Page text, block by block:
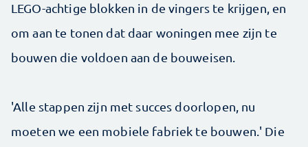
LEGO-achtige blokken in de vingers te krijgen, en
om aan te tonen dat daar woningen mee zijn te
bouwen die voldoen aan de bouweisen.
'Alle stappen zijn met succes doorlopen, nu
moeten we een mobiele fabriek te bouwen.' Die